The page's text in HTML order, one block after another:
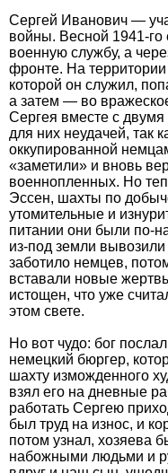
Сергей Иванович —
войны. Весной 1941-го
военную службу, а
фронте. На территории
которой он служил,
а затем — во
Сергея вместе с двумя
для них неудачей, так
оккупированной
«заметили» и вновь
военнопленных. Но
Эссен, шахты по
утомительные и
питании они были по-
из-под земли
заботило немцев,
вставали новые
истощен, что уже
этом свете.
Но вот чудо: бог
немецкий бюргер,
шахту изможденного
взял его на дневные
работать Сергею
был труд на износ, и
потом узнал, хозяева
набожными людьми и